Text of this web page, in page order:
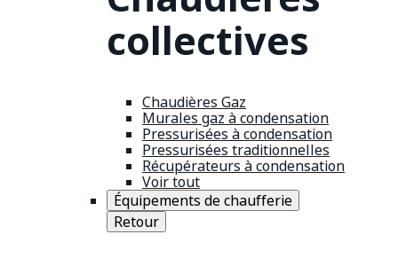
collectives
Chaudières Gaz
Murales gaz à condensation
Pressurisées à condensation
Pressurisées traditionnelles
Récupérateurs à condensation
Voir tout
Équipements de chaufferie
Retour